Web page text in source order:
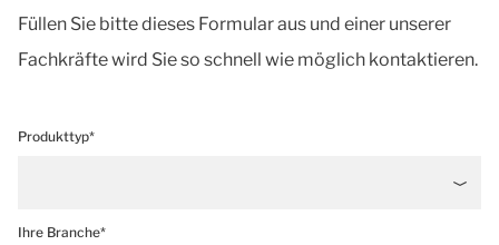
Füllen Sie bitte dieses Formular aus und einer unserer
Fachkräfte wird Sie so schnell wie möglich kontaktieren.
Produkttyp*
Ihre Branche*